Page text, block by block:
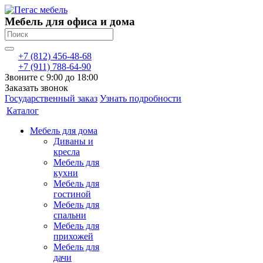
Мебель для офиса и дома
+7 (812) 456-48-68
+7 (911) 788-64-90
Звоните с 9:00 до 18:00
Заказать звонок
Государственный заказ Узнать подробности
Каталог
Мебель для дома
Диваны и
кресла
Мебель для
кухни
Мебель для
гостиной
Мебель для
спальни
Мебель для
прихожей
Мебель для
дачи